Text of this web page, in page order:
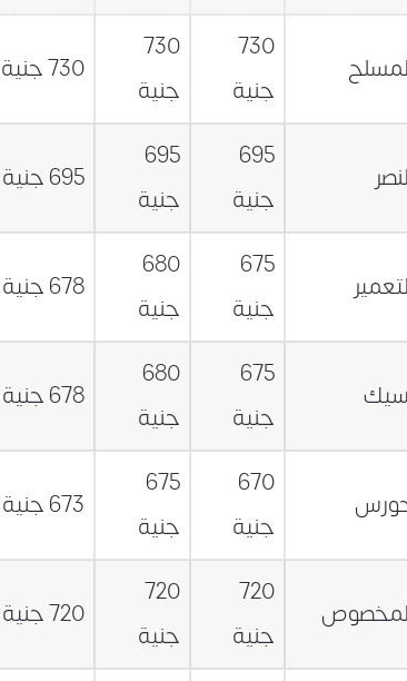
730
جنية
730
جنية
730 جنية
695
جنية
695
جنية
695 جنية
675
جنية
680
جنية
678 جنية
675
جنية
680
جنية
678 جنية
670
جنية
675
جنية
673 جنية
720
جنية
720
جنية
720 جنية